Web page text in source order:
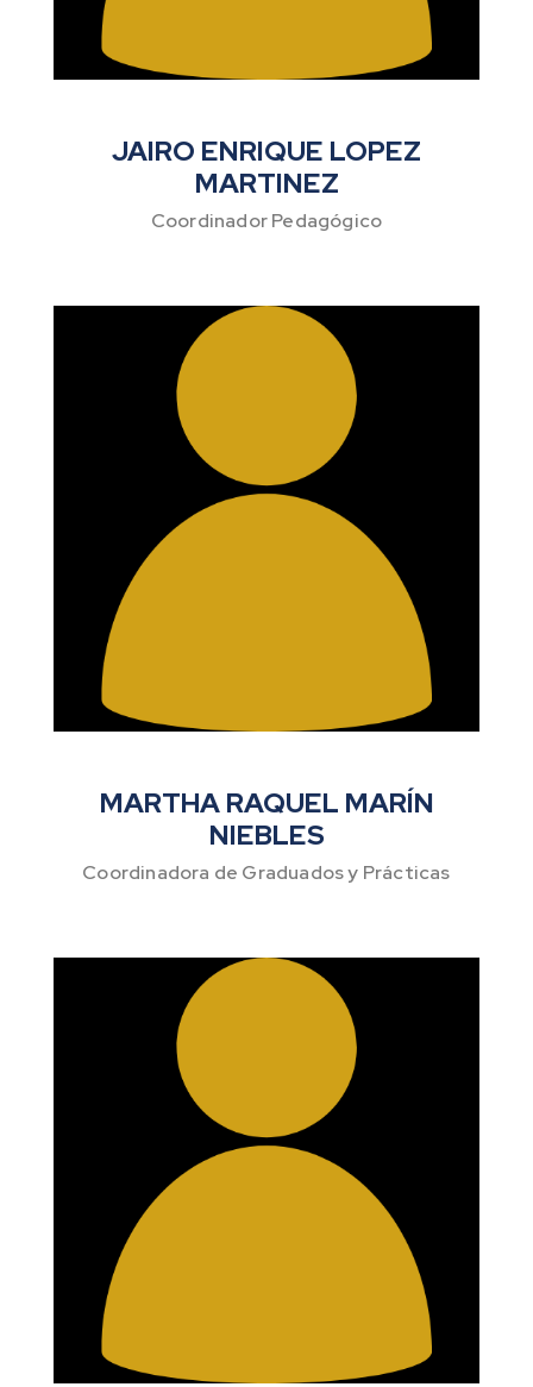
JAIRO ENRIQUE LOPEZ
MARTINEZ
Coordinador Pedagógico
MARTHA RAQUEL MARÍN
NIEBLES
Coordinadora de Graduados y Prácticas